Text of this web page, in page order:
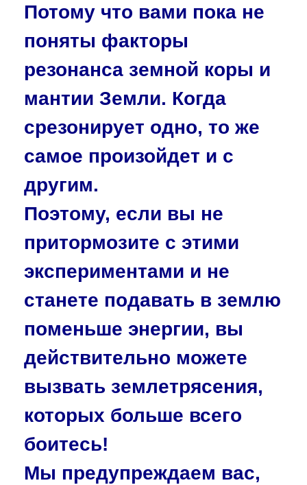
Потому что вами пока не
поняты факторы
резонанса земной коры и
мантии Земли. Когда
срезонирует одно, то же
самое произойдет и с
другим.
Поэтому, если вы не
притормозите с этими
экспериментами и не
станете подавать в землю
поменьше энергии, вы
действительно можете
вызвать землетрясения,
которых больше всего
боитесь!
Мы предупреждаем вас,